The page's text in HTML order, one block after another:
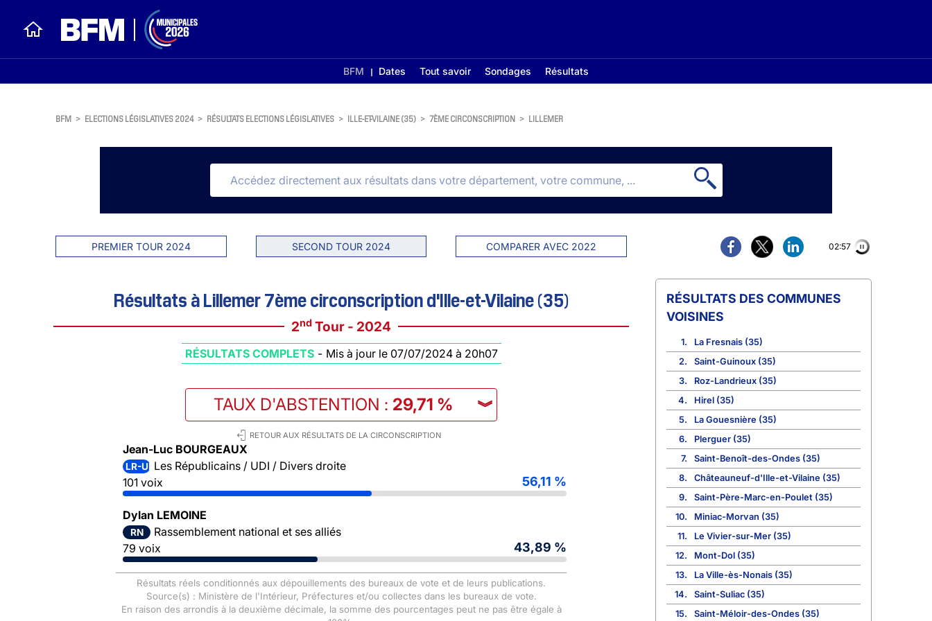
BFM Dates Tout savoir Sondages Résultats
BFM > ELECTIONS LÉGISLATIVES 2024 > RÉSULTATS ELECTIONS LÉGISLATIVES > ILLE-ET-VILAINE (35) > 7ÈME CIRCONSCRIPTION > LILLEMER
PREMIER TOUR 2024 SECOND TOUR 2024 COMPARER AVEC 2022 02:56
Résultats à Lillemer 7ème circonscription d'Ille-et-Vilaine (35)
2nd Tour - 2024
RÉSULTATS COMPLETS - Mis à jour le 07/07/2024 à 20h07
TAUX D'ABSTENTION : 29,71 % ︾
RETOUR AUX RÉSULTATS DE LA CIRCONSCRIPTION
Jean-Luc BOURGEAUX
LR-UDI-DVDLes Républicains / UDI / Divers droite
101 voix
56,11 %
Dylan LEMOINE
RN
Rassemblement national et ses alliés
79 voix
43,89 %
Résultats réels conditionnés aux dépouillements des bureaux de vote et de leurs publications.
Source(s) : Ministère de l'Intérieur, Préfectures et/ou collectes dans les bureaux de vote.
En raison des arrondis à la deuxième décimale, la somme des pourcentages peut ne pas être égale à
COMMUNES
VOISINES
1.
La Fresnais (35)
2.
Saint-Guinoux (35)
3.
Roz-Landrieux (35)
4.
Hirel (35)
5.
La Gouesnière (35)
6.
Plerguer (35)
7.
Saint-Benoît-des-Ondes (35)
8.
Châteauneuf-d'Ille-et-Vilaine (35)
9.
Saint-Père-Marc-en-Poulet (35)
10.
Miniac-Morvan (35)
11.
Le Vivier-sur-Mer (35)
12.
Mont-Dol (35)
13.
La Ville-ès-Nonais (35)
14.
Saint-Suliac (35)
15.
Saint-Méloir-des-Ondes (35)